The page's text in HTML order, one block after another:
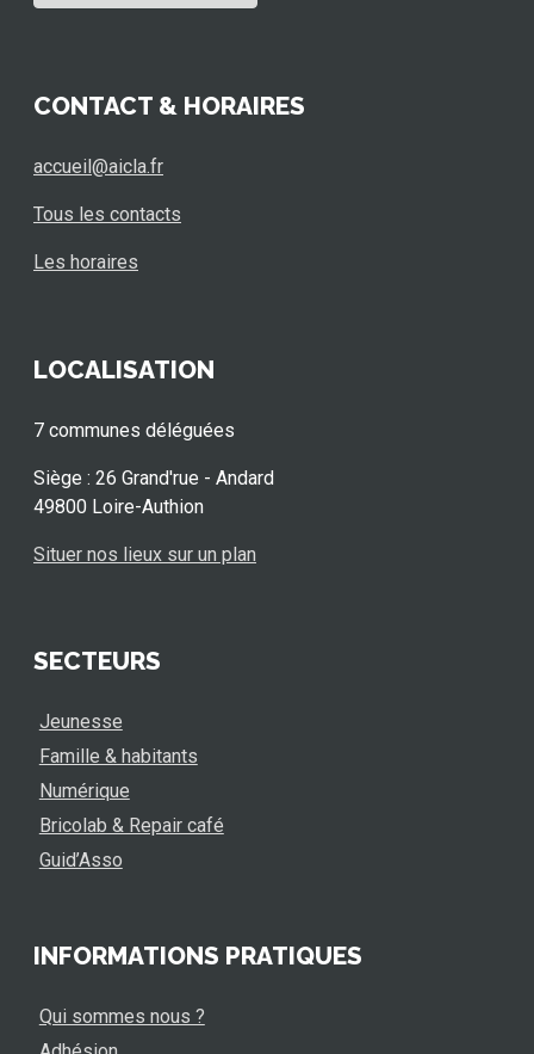
CONTACT & HORAIRES
accueil@aicla.fr
Tous les contacts
Les horaires
LOCALISATION
7 communes déléguées
Siège : 26 Grand'rue - Andard
49800 Loire-Authion
Situer nos lieux sur un plan
SECTEURS
Jeunesse
Famille & habitants
Numérique
Bricolab & Repair café
Guid’Asso
INFORMATIONS PRATIQUES
Qui sommes nous ?